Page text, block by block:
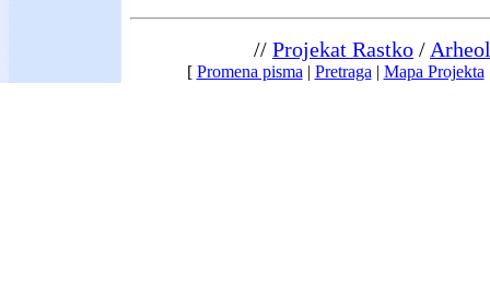
// Projekat Rastko /
[ Promena pisma | Pretraga | Mapa Projekta